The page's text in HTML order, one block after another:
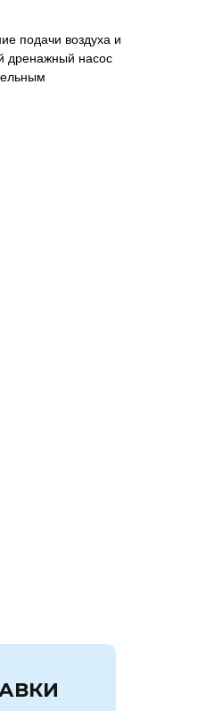
подачи воздуха и
дренажный насос